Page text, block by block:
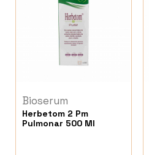
Bioserum
Herbetom 2 Pm
Pulmonar 500 Ml